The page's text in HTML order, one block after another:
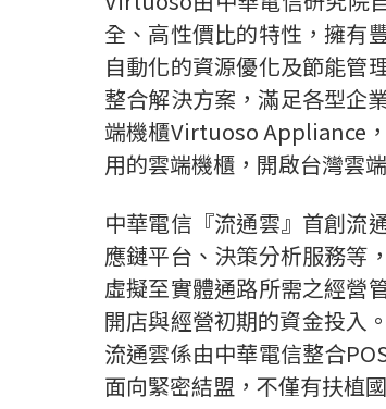
全、高性價比的特性，擁有
自動化的資源優化及節能管
整合解決方案，滿足各型企
端機櫃Virtuoso Appliance
用的雲端機櫃，開啟台灣雲
中華電信『流通雲』首創流
應鏈平台、決策分析服務等
虛擬至實體通路所需之經營
開店與經營初期的資金投入
流通雲係由中華電信整合
面向緊密結盟，不僅有扶植